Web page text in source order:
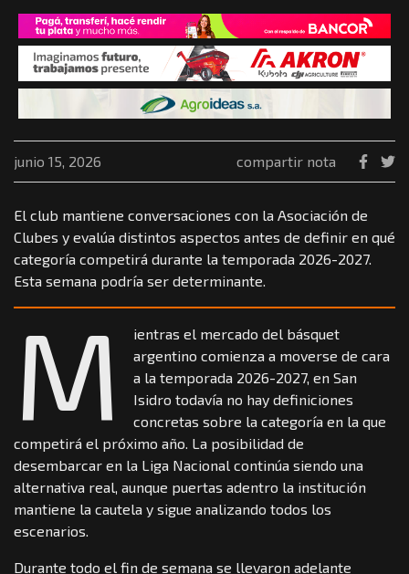
junio 15, 2026 compartir nota
El club mantiene conversaciones con la Asociación de
Clubes y evalúa distintos aspectos antes de definir en qué
categoría competirá durante la temporada 2026-2027.
Esta semana podría ser determinante.
M
ientras el mercado del básquet
argentino comienza a moverse de cara
a la temporada 2026-2027, en San
Isidro todavía no hay definiciones
concretas sobre la categoría en la que
competirá el próximo año. La posibilidad de
desembarcar en la Liga Nacional continúa siendo una
alternativa real, aunque puertas adentro la institución
mantiene la cautela y sigue analizando todos los
escenarios.
Durante todo el fin de semana se llevaron adelante